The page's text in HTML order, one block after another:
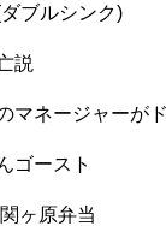
ブルシンク)
説
マネージャーが
ゴースト
ヶ原弁当